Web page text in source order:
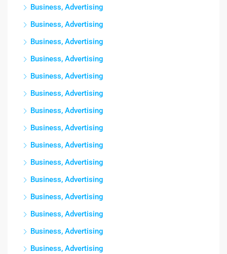
Business, Advertising
Business, Advertising
Business, Advertising
Business, Advertising
Business, Advertising
Business, Advertising
Business, Advertising
Business, Advertising
Business, Advertising
Business, Advertising
Business, Advertising
Business, Advertising
Business, Advertising
Business, Advertising
Business, Advertising